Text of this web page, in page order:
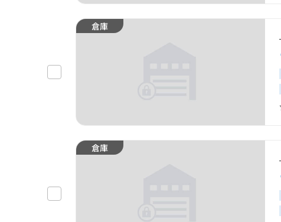
倉庫
倉庫